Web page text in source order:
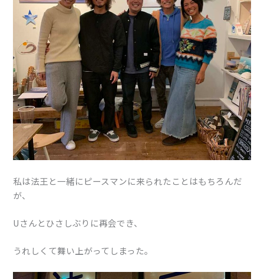
私は法王と一緒にピースマンに来られたことはもちろんだ
が、
Uさんとひさしぶりに再会でき、
うれしくて舞い上がってしまった。